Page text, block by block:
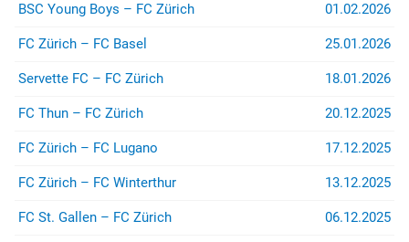
BSC Young Boys – FC Zürich 01.02.2026
FC Zürich – FC Basel 25.01.2026
Servette FC – FC Zürich 18.01.2026
FC Thun – FC Zürich 20.12.2025
FC Zürich – FC Lugano 17.12.2025
FC Zürich – FC Winterthur 13.12.2025
FC St. Gallen – FC Zürich 06.12.2025